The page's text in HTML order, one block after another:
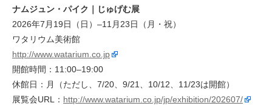
ナムジュン・パイク｜じゅげむ展
2026年7月19日（日）–11月23日（月・祝）
ワタリウム美術館
http://www.watarium.co.jp
開館時間：11:00–19:00
休館日：月（ただし、7/20、9/21、10/12、11/23は開館）
展覧会URL： http://www.watarium.co.jp/jp/exhibition/202607/